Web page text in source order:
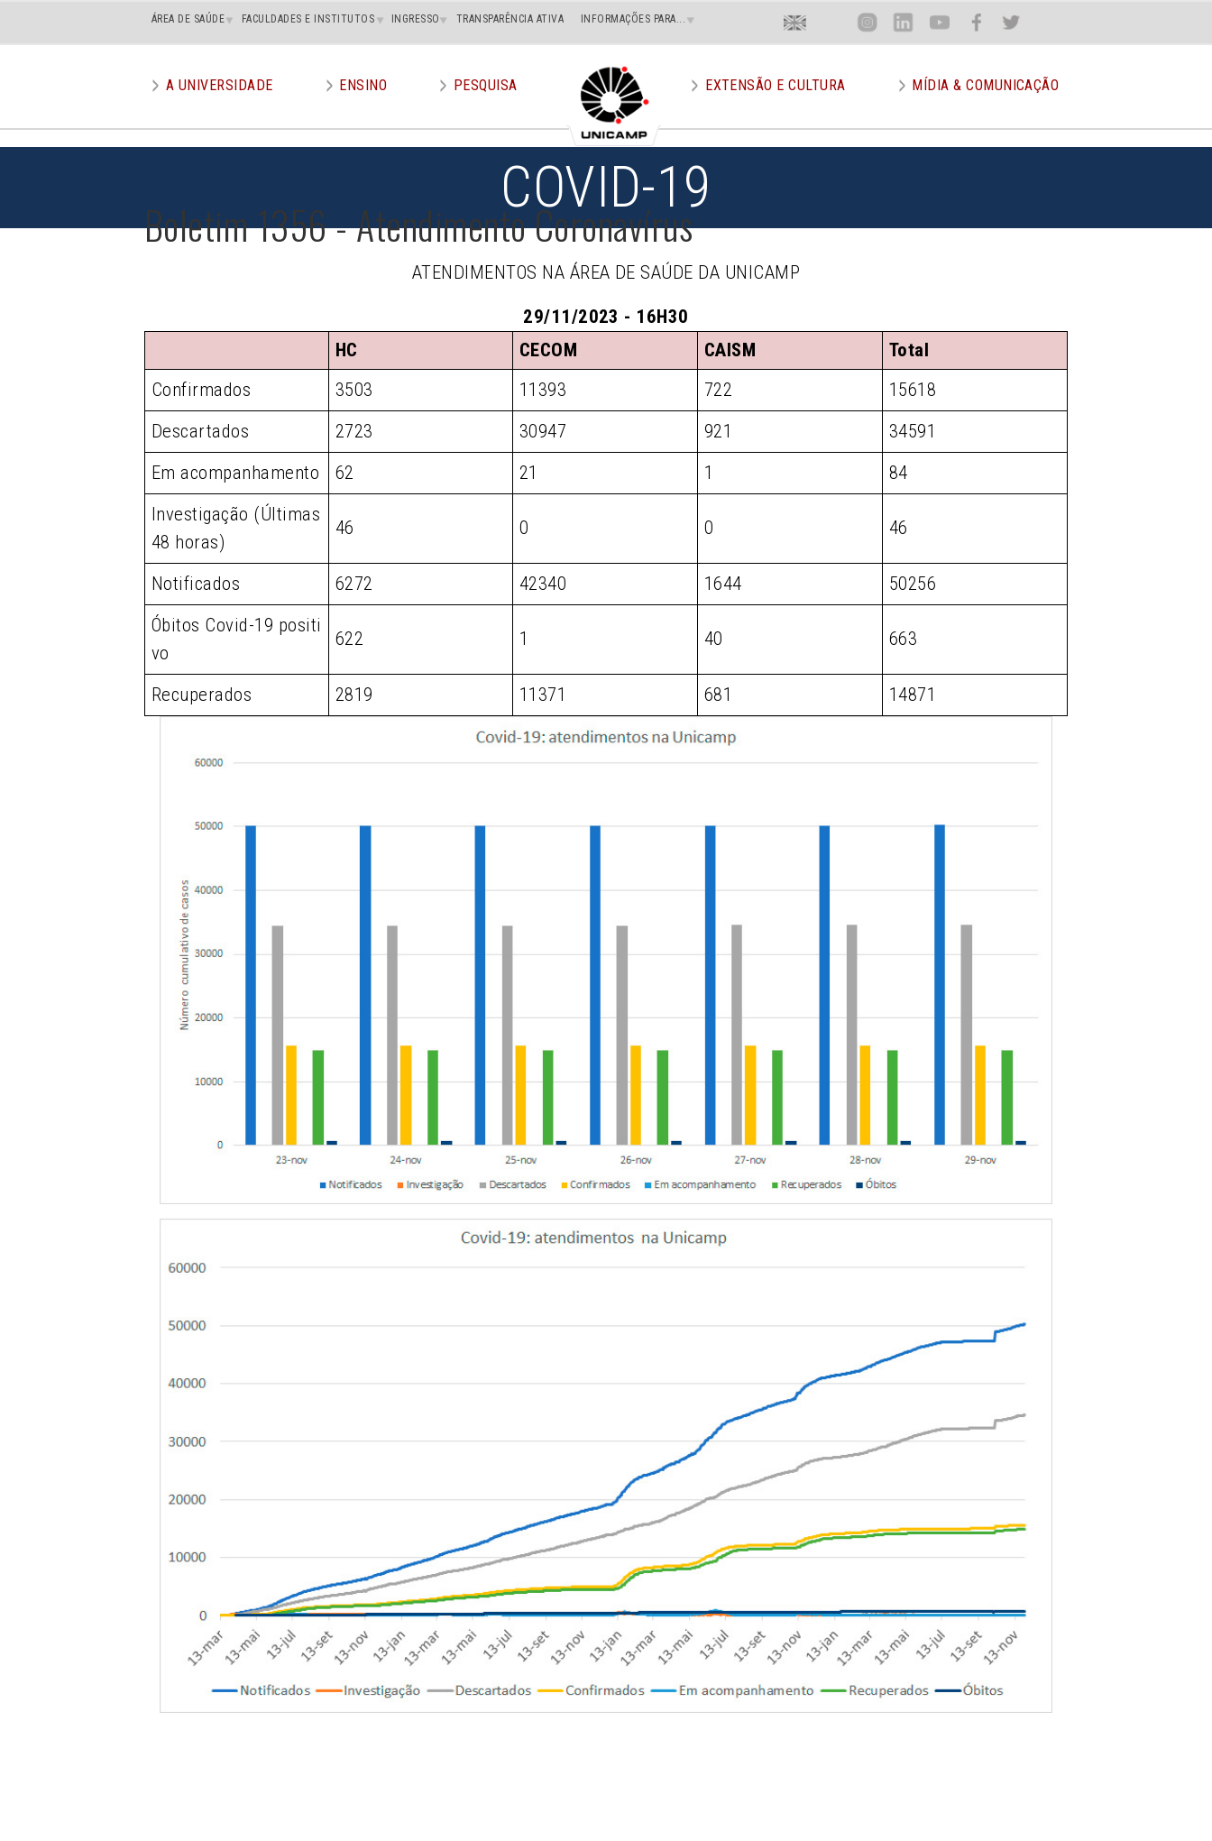
Main
superior
ÁREA DE SAÚDE FACULDADES E INSTITUTOS INGRESSO TRANSPARÊNCIA ATIVA INFORMAÇÕES PARA... Menu
Superior
Direito
En Inst Lin You Face Twit
menu
A UNIVERSIDADE ENSINO PESQUISA EXTENSÃO E CULTURA MÍDIA & COMUNICAÇÃO
COVID-19
Boletim 1356 - Atendimento Coronavírus
ATENDIMENTOS NA ÁREA DE SAÚDE DA UNICAMP
29/11/2023 - 16H30
HC
CECOM CAISM
Total
Confirmados
3503 11393 722
15618
Descartados
2723 30947 921
34591
Em acompanhamento
62 21 1
84
Investigação (Últimas
48 horas)
46 0 0 46
Notificados 6272 42340 1644
50256
Óbitos Covid-19 positi
vo
622 1 40 663
Recuperados 2819 11371 681 14871